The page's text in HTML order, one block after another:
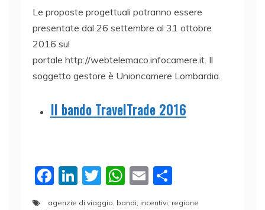
Le proposte progettuali potranno essere
presentate dal 26 settembre al 31 ottobre
2016 sul
portale http://webtelemaco.infocamere.it. Il
soggetto gestore è Unioncamere Lombardia.
Il bando TravelTrade 2016
F
Li
n
T
w
W
h
E
m
agenzie di viaggio bandi incentivi regione